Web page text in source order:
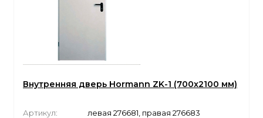
Внутренняя дверь Hormann ZK-1 (700x2100 мм)
Артикул: левая 276681, правая 276683